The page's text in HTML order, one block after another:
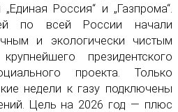
Россия“ и „Газпрома“.
по всей России начали
и экологически чистым
президентского
проекта. Только
недели к газу подключены
Цель на 2026 год — плюс